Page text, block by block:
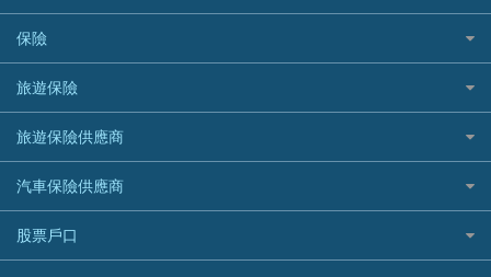
緊急貸款比較
最佳小額貸款比較
易批必批貸款
24小時貸款
最佳循環貸款
DBS 星展銀行
DSB 大新銀行
HSBC 滙豐銀行貸款
K Cash 貸款
Mox 銀行
National Resources 中潤物業按揭
OCBC 華僑銀行
債務重組一覽
供樓利息扣稅
最佳貸款app
電子錢包信用卡
日本遊信用卡攻略
韓國遊信用卡攻略
台灣遊信用卡攻略
機場貴賓室信用卡
銀聯信用卡
高獎賞信用卡推薦
HSBC滙豐銀行
Mox
信銀國際
大新銀行
恒生銀行
Standard Chartered渣打銀行
淘寶付款方式
一田購物優惠日
SOGO感謝祭
HKTVmall優惠碼
交稅優惠
酒店優惠碼
機票優惠碼
八達通自動增值信用卡
保險
旅遊保險
汽車保險
家居保險
家傭保險
寵物保險
定期人壽保險
旅遊保險
日本旅遊保險及資訊
泰國旅遊保險及資訊
台灣旅遊保險及資訊
韓國旅遊保險及資訊
歐洲旅遊保險及資訊
旅遊保險供應商
AXA 安盛
AIG 美亞
Allianz 安聯
汽車保險供應商
大新汽車保險
中銀汽車保險
股票戶口